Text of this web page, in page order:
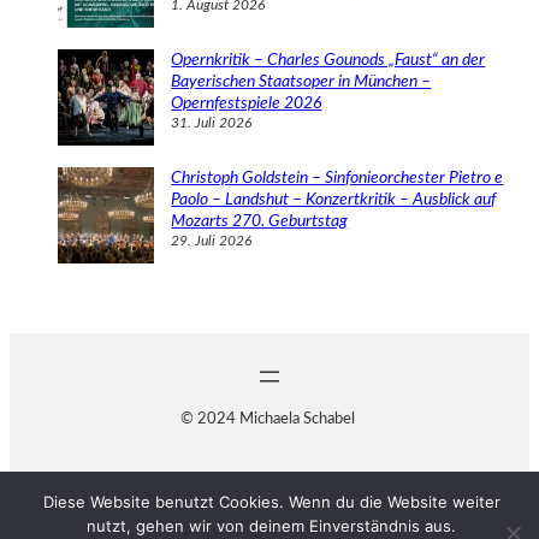
1. August 2026
Opernkritik – Charles Gounods „Faust“ an der
Bayerischen Staatsoper in München –
Opernfestspiele 2026
31. Juli 2026
Christoph Goldstein – Sinfonieorchester Pietro e
Paolo – Landshut – Konzertkritik – Ausblick auf
Mozarts 270. Geburtstag
29. Juli 2026
© 2024 Michaela Schabel
Diese Website benutzt Cookies. Wenn du die Website weiter
nutzt, gehen wir von deinem Einverständnis aus.